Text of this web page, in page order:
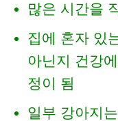
많은 시간을
집에 혼자 있
아닌지 건강
정이 됨
일부 강아지